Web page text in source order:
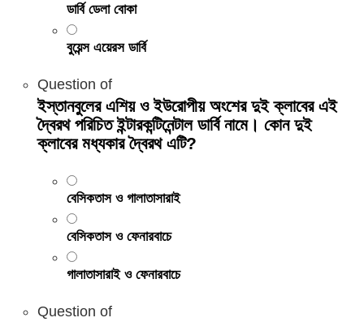
ডার্বি ডেলা বোকা
বুয়েন্স এয়েরস ডার্বি
Question of
ইস্তানবুলের এশিয় ও ইউরোপীয় অংশের দুই ক্লাবের এই
দ্বৈরথ পরিচিত ইন্টারকন্টিনেন্টাল ডার্বি নামে। কোন দুই
ক্লাবের মধ্যকার দ্বৈরথ এটি?
বেসিকতাস ও গালাতাসারাই
বেসিকতাস ও ফেনারবাচে
গালাতাসারাই ও ফেনারবাচে
Question of